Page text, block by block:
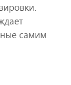
самим